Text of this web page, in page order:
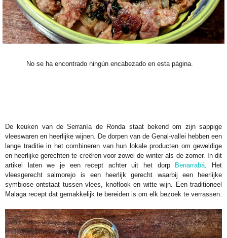
No se ha encontrado ningún encabezado en esta página.
De keuken van de Serranía de Ronda staat bekend om zijn sappige
vleeswaren en heerlijke wijnen. De dorpen van de Genal-vallei hebben een
lange traditie in het combineren van hun lokale producten om geweldige
en heerlijke gerechten te creëren voor zowel de winter als de zomer. In dit
artikel laten we je een recept achter uit het dorp
Benarrabá. Het
vleesgerecht salmorejo is een heerlijk gerecht waarbij een heerlijke
symbiose ontstaat tussen vlees, knoflook en witte wijn. Een traditioneel
Malaga recept dat gemakkelijk te bereiden is om elk bezoek te verrassen.